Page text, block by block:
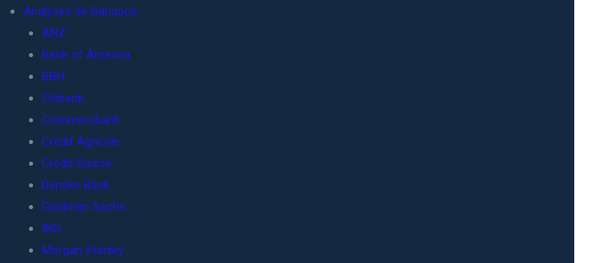
Analyses de Banques
ANZ
Bank of America
BBH
Citibank
Commerzbank
Crédit Agricole
Crédit Suisse
Danske Bank
Goldman Sachs
ING
Morgan Stanley